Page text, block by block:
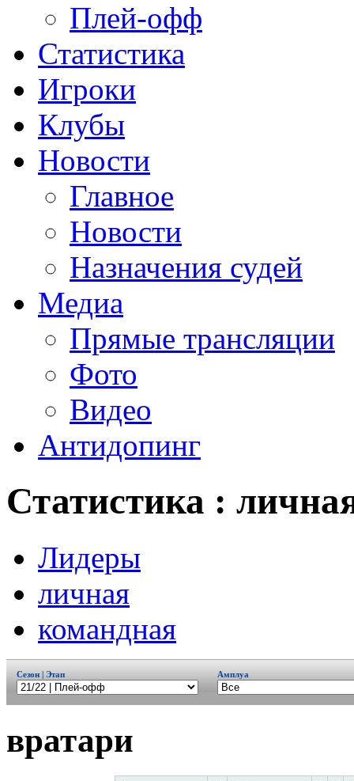
Плей-офф
Статистика
Игроки
Клубы
Новости
Главное
Новости
Назначения судей
Медиа
Прямые трансляции
Фото
Видео
Антидопинг
Статистика :
Лидеры
личная
командная
Сезон | Этап Амплуа
вратари